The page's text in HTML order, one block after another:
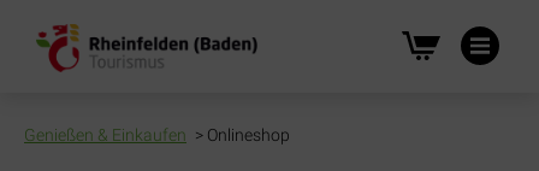
Genießen & Einkaufen Onlineshop